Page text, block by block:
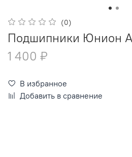
(0)
Подшипники Юнион
1 400 ₽
В избранное
Добавить в сравнение